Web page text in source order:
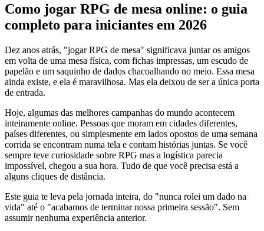
Como jogar RPG de mesa online: o guia
completo para iniciantes em 2026
Dez anos atrás, "jogar RPG de mesa" significava juntar os amigos
em volta de uma mesa física, com fichas impressas, um escudo de
papelão e um saquinho de dados chacoalhando no meio. Essa mesa
ainda existe, e ela é maravilhosa. Mas ela deixou de ser a única porta
de entrada.
Hoje, algumas das melhores campanhas do mundo acontecem
inteiramente online. Pessoas que moram em cidades diferentes,
países diferentes, ou simplesmente em lados opostos de uma semana
corrida se encontram numa tela e contam histórias juntas. Se você
sempre teve curiosidade sobre RPG mas a logística parecia
impossível, chegou a sua hora. Tudo de que você precisa está a
alguns cliques de distância.
Este guia te leva pela jornada inteira, do "nunca rolei um dado na
vida" até o "acabamos de terminar nossa primeira sessão". Sem
assumir nenhuma experiência anterior.